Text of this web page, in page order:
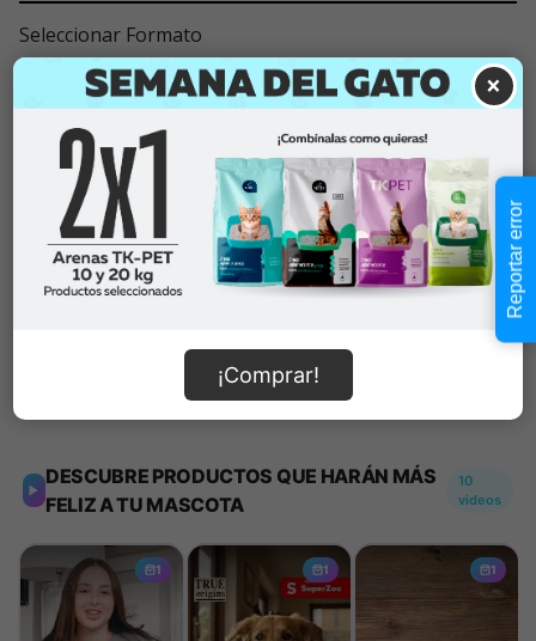
Seleccionar Formato
Talla M
$15.990
Cantidad:
- +
$15.990
En Stock
Información de envío
×
¡Comprar!
Reportar error